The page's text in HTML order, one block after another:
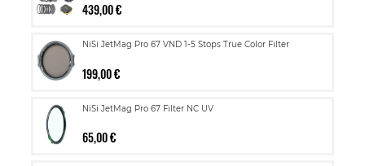
439,00 €
NiSi JetMag Pro 67 VND 1-5 Stops True Color Filter
199,00 €
NiSi JetMag Pro 67 Filter NC UV
65,00 €